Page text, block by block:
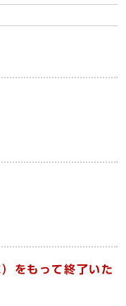
をもって終了いた